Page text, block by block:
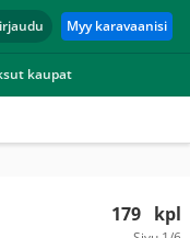
Myy karavaanisi
kaupat
179 kpl